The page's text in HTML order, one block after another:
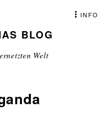
BLOG
Welt
INFO